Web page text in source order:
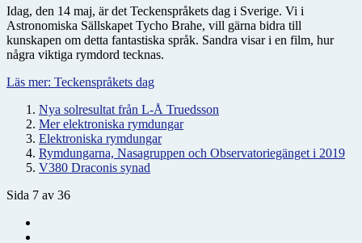
Idag, den 14 maj, är det Teckenspråkets dag i Sverige. Vi i
Astronomiska Sällskapet Tycho Brahe, vill gärna bidra till
kunskapen om detta fantastiska språk. Sandra visar i en film, hur
några viktiga rymdord tecknas.
Läs mer: Teckenspråkets dag
Nya solresultat från L-Å Truedsson
Mer elektroniska rymdungar
Elektroniska rymdungar
Rymdungarna, Nasagruppen och Observatoriegänget i 2019
V380 Draconis synad
Sida 7 av 36